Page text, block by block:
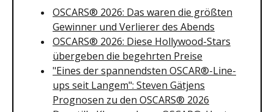
OSCARS® 2026: Das waren die größten
Gewinner und Verlierer des Abends
OSCARS® 2026: Diese Hollywood-Stars
übergeben die begehrten Preise
"Eines der spannendsten OSCAR®-Line-
ups seit Langem": Steven Gätjens
Prognosen zu den OSCARS® 2026